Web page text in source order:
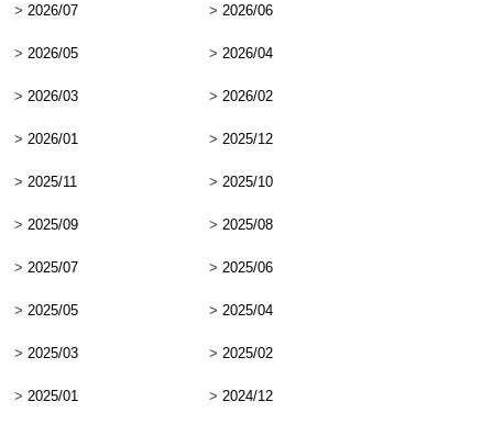
> 2026/07 > 2026/06
> 2026/05 > 2026/04
> 2026/03 > 2026/02
> 2026/01 > 2025/12
> 2025/11 > 2025/10
> 2025/09 > 2025/08
> 2025/07 > 2025/06
> 2025/05 > 2025/04
> 2025/03 > 2025/02
> 2025/01 > 2024/12